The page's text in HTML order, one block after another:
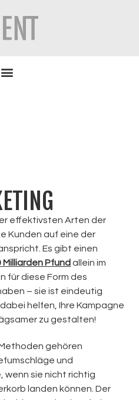
effektivsten Arten der
Kunden auf eine der
Es gibt einen
Milliarden Pfund allein im
für diese Form des
– sie ist eindeutig
helfen, Ihre Kampagne
zu gestalten!
gehören
und
wenn sie nicht richtig
landen können. Der